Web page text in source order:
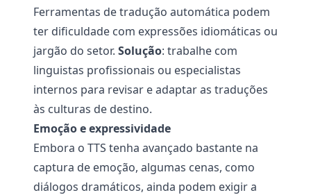
Ferramentas de tradução automática podem
ter dificuldade com expressões idiomáticas ou
jargão do setor. Solução: trabalhe com
linguistas profissionais ou especialistas
internos para revisar e adaptar as traduções
às culturas de destino.
Emoção e expressividade
Embora o TTS tenha avançado bastante na
captura de emoção, algumas cenas, como
diálogos dramáticos, ainda podem exigir a